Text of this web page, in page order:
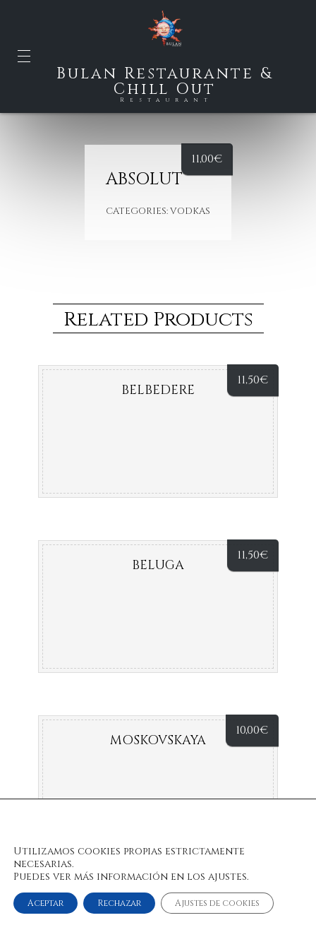
Bulan Restaurante &
Chill Out
Restaurant
ABSOLUT
CATEGORIES:VODKAS
11,00€
Related Products
11,50€
BELBEDERE
11,50€
BELUGA
10,00€
MOSKOVSKAYA
Utilizamos cookies propias estrictamente
necesarias.
Puedes ver más información en los ajustes.
Aceptar Rechazar Ajustes de cookies